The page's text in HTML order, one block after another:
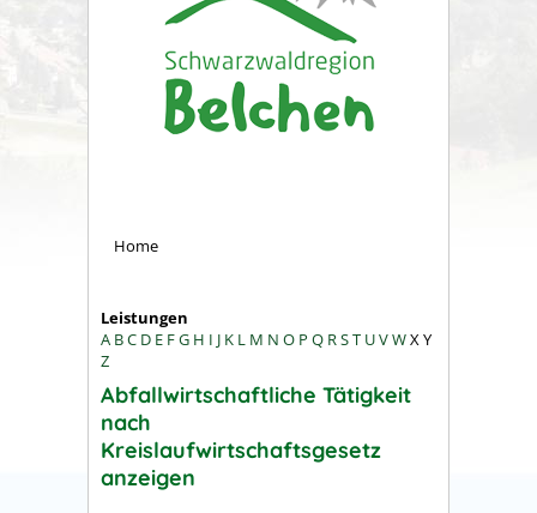
Home
Leistungen
A BC D E FG H I J K L M N O P Q RST UVWXY
Z
Abfallwirtschaftliche Tätigkeit
nach
Kreislaufwirtschaftsgesetz
anzeigen